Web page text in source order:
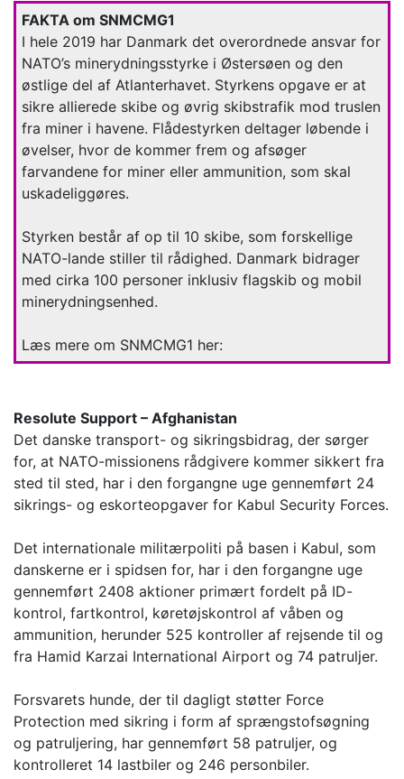
FAKTA om SNMCMG1
I hele 2019 har Danmark det overordnede ansvar for
NATO’s minerydningsstyrke i Østersøen og den
østlige del af Atlanterhavet. Styrkens opgave er at
sikre allierede skibe og øvrig skibstrafik mod truslen
fra miner i havene. Flådestyrken deltager løbende i
øvelser, hvor de kommer frem og afsøger
farvandene for miner eller ammunition, som skal
uskadeliggøres.
Styrken består af op til 10 skibe, som forskellige
NATO-lande stiller til rådighed. Danmark bidrager
med cirka 100 personer inklusiv flagskib og mobil
minerydningsenhed.
Læs mere om SNMCMG1 her:
Resolute Support – Afghanistan
Det danske transport- og sikringsbidrag, der sørger
for, at NATO-missionens rådgivere kommer sikkert fra
sted til sted, har i den forgangne uge gennemført 24
sikrings- og eskorteopgaver for Kabul Security Forces.
Det internationale militærpoliti på basen i Kabul, som
danskerne er i spidsen for, har i den forgangne uge
gennemført 2408 aktioner primært fordelt på ID-
kontrol, fartkontrol, køretøjskontrol af våben og
ammunition, herunder 525 kontroller af rejsende til og
fra Hamid Karzai International Airport og 74 patruljer.
Forsvarets hunde, der til dagligt støtter Force
Protection med sikring i form af sprængstofsøgning
og patruljering, har gennemført 58 patruljer, og
kontrolleret 14 lastbiler og 246 personbiler.